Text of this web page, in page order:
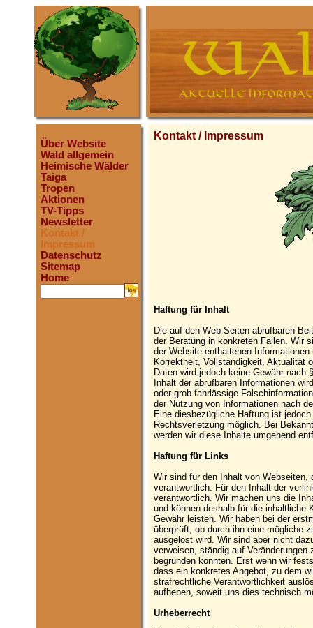
Über Website
Wald allgemein
Heimische Wälder
Taiga
Tropen
Aktionen
TV-Tipps
Newsletter
Kontakt /
Impressum
Datenschutz
Sitemap
Home
.
Kontakt / Impressum
Haftung für Inhalt
Die auf den Web-Seiten abrufbaren
der Beratung in konkreten Fällen. Wir
der Website enthaltenen
Korrektheit, Vollständigkeit, Aktualität
Daten wird jedoch keine Gewähr nach
Inhalt der abrufbaren Informationen
oder grob fahrlässige
der Nutzung von Informationen nach
Eine diesbezügliche Haftung ist
Rechtsverletzung möglich. Bei
werden wir diese Inhalte umgehend
Haftung für Links
Wir sind für den Inhalt von Webseiten,
verantwortlich. Für den Inhalt der
verantwortlich. Wir machen uns die
und können deshalb für die inhaltliche
Gewähr leisten. Wir haben bei der
überprüft, ob durch ihn eine mögliche
ausgelöst wird. Wir sind aber nicht
verweisen, ständig auf
begründen könnten. Erst wenn wir
dass ein konkretes Angebot, zu dem
strafrechtliche Verantwortlichkeit
aufheben, soweit uns dies technisch
Urheberrecht